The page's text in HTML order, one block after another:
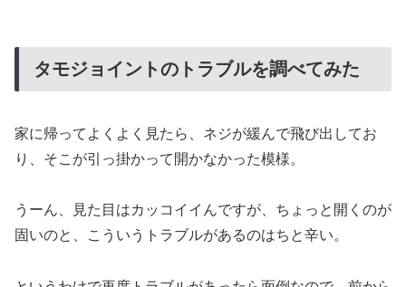
タモジョイントのトラブルを調べてみた
家に帰ってよくよく見たら、ネジが緩んで飛び出してお
り、そこが引っ掛かって開かなかった模様。
うーん、見た目はカッコイイんですが、ちょっと開くのが
固いのと、こういうトラブルがあるのはちと辛い。